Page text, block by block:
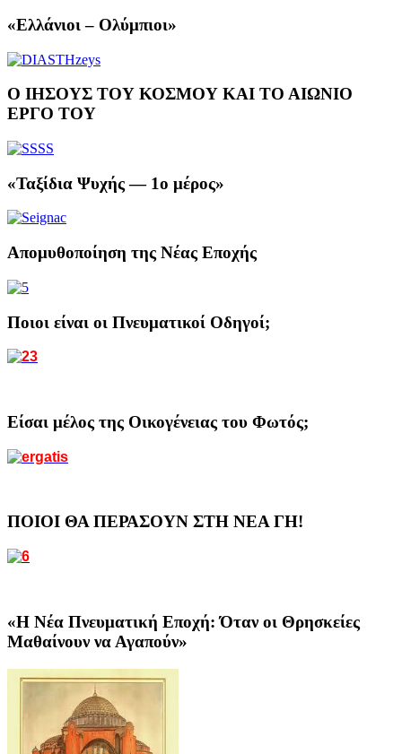
«Ελλάνιοι – Ολύμπιοι»
Ο ΙΗΣΟΥΣ ΤΟΥ ΚΟΣΜΟΥ ΚΑΙ ΤΟ ΑΙΩΝΙΟ
ΕΡΓΟ ΤΟΥ
«Ταξίδια Ψυχής — 1ο μέρος»
Απομυθοποίηση της Νέας Εποχής
Ποιοι είναι οι Πνευματικοί Οδηγοί;
Είσαι μέλος της Οικογένειας του Φωτός;
ΠΟΙΟΙ ΘΑ ΠΕΡΑΣΟΥΝ ΣΤΗ ΝΕΑ ΓΗ!
«Η Νέα Πνευματική Εποχή: Όταν οι Θρησκείες
Μαθαίνουν να Αγαπούν»